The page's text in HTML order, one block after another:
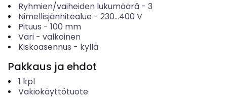
Ryhmien/vaiheiden lukumäärä- 3
Nimellisjännitealue - 230...400 V
Pituus - 100 mm
Väri- valkoinen
Kiskoasennus - kyllä
Pakkaus ja ehdot
1 kpl
Vakiokäyttötuote